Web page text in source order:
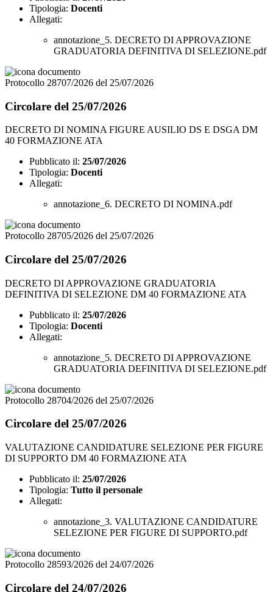
Tipologia: Docenti
Allegati:
annotazione_5. DECRETO DI APPROVAZIONE
GRADUATORIA DEFINITIVA DI SELEZIONE.pdf
Protocollo 28707/2026 del 25/07/2026
Circolare del 25/07/2026
DECRETO DI NOMINA FIGURE AUSILIO DS E DSGA DM
40 FORMAZIONE ATA
Pubblicato il: 25/07/2026
Tipologia: Docenti
Allegati:
annotazione_6. DECRETO DI NOMINA.pdf
Protocollo 28705/2026 del 25/07/2026
Circolare del 25/07/2026
DECRETO DI APPROVAZIONE GRADUATORIA
DEFINITIVA DI SELEZIONE DM 40 FORMAZIONE ATA
Pubblicato il: 25/07/2026
Tipologia: Docenti
Allegati:
annotazione_5. DECRETO DI APPROVAZIONE
GRADUATORIA DEFINITIVA DI SELEZIONE.pdf
Protocollo 28704/2026 del 25/07/2026
Circolare del 25/07/2026
VALUTAZIONE CANDIDATURE SELEZIONE PER FIGURE
DI SUPPORTO DM 40 FORMAZIONE ATA
Pubblicato il: 25/07/2026
Tipologia: Tutto il personale
Allegati:
annotazione_3. VALUTAZIONE CANDIDATURE
SELEZIONE PER FIGURE DI SUPPORTO.pdf
Protocollo 28593/2026 del 24/07/2026
Circolare del 24/07/2026